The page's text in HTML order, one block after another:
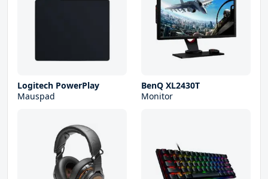
Logitech PowerPlay
Mauspad
BenQ XL2430T
Monitor